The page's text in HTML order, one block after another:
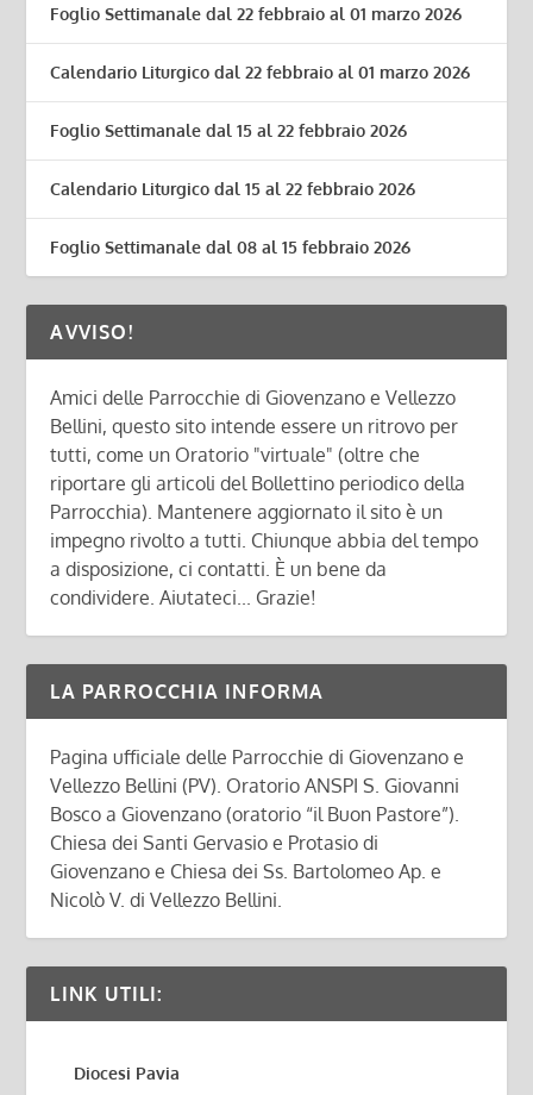
Foglio Settimanale dal 22 febbraio al 01 marzo 2026
Calendario Liturgico dal 22 febbraio al 01 marzo 2026
Foglio Settimanale dal 15 al 22 febbraio 2026
Calendario Liturgico dal 15 al 22 febbraio 2026
Foglio Settimanale dal 08 al 15 febbraio 2026
AVVISO!
Amici delle Parrocchie di Giovenzano e Vellezzo
Bellini, questo sito intende essere un ritrovo per
tutti, come un Oratorio "virtuale" (oltre che
riportare gli articoli del Bollettino periodico della
Parrocchia). Mantenere aggiornato il sito è un
impegno rivolto a tutti. Chiunque abbia del tempo
a disposizione, ci contatti. È un bene da
condividere. Aiutateci... Grazie!
LA PARROCCHIA INFORMA
Pagina ufficiale delle Parrocchie di Giovenzano e
Vellezzo Bellini (PV). Oratorio ANSPI S. Giovanni
Bosco a Giovenzano (oratorio “il Buon Pastore”).
Chiesa dei Santi Gervasio e Protasio di
Giovenzano e Chiesa dei Ss. Bartolomeo Ap. e
Nicolò V. di Vellezzo Bellini.
LINK UTILI:
Diocesi Pavia